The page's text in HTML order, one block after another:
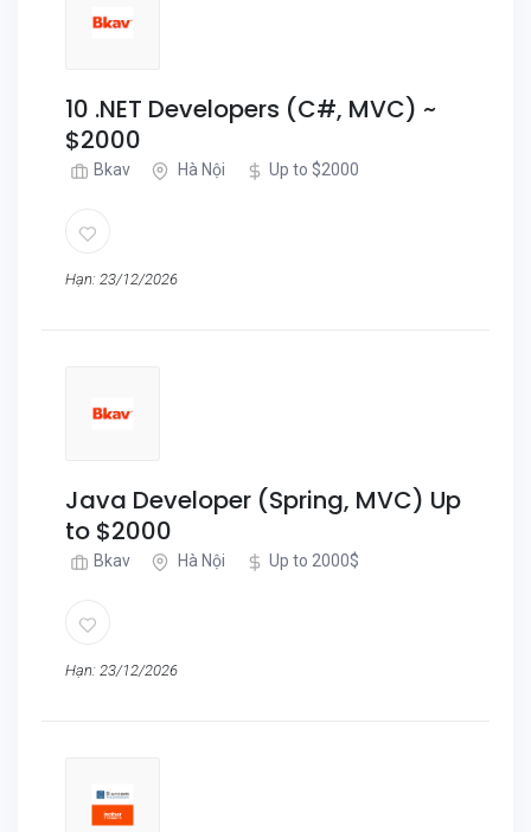
10 .NET Developers (C#, MVC) ~
$2000
Bkav Hà Nội Up to $2000
Hạn: 23/12/2026
Java Developer (Spring, MVC) Up
to $2000
Bkav Hà Nội Up to 2000$
Hạn: 23/12/2026